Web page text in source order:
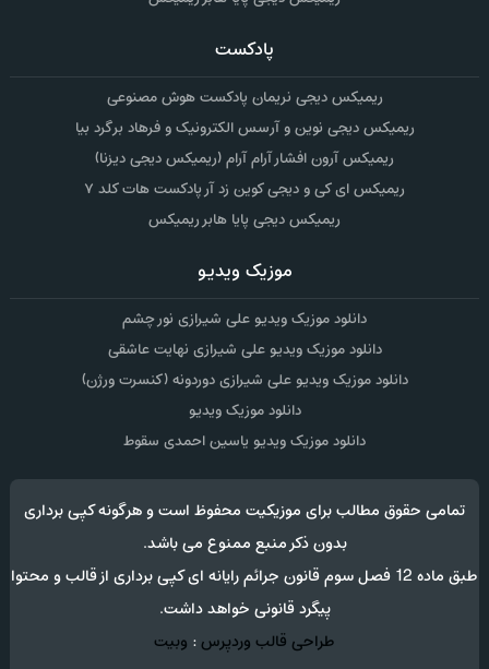
پادکست
ریمیکس دیجی نریمان پادکست هوش مصنوعی
ریمیکس دیجی نوین و آرسس الکترونیک و فرهاد برگرد بیا
ریمیکس آرون افشار آرام آرام (ریمیکس دیجی دیزنا)
ریمیکس ای کی و دیجی کوین زد آر پادکست هات کلد ۷
ریمیکس دیجی پایا هابر ریمیکس
موزیک ویدیو
دانلود موزیک ویدیو علی شیرازی نور چشم
دانلود موزیک ویدیو علی شیرازی نهایت عاشقی
دانلود موزیک ویدیو علی شیرازی دوردونه (کنسرت ورژن)
دانلود موزیک ویدیو
دانلود موزیک ویدیو یاسین احمدی سقوط
تمامی حقوق مطالب برای موزیکیت محفوظ است و هرگونه کپی برداری
بدون ذکر منبع ممنوع می باشد.
طبق ماده 12 فصل سوم قانون جرائم رایانه ای کپی برداری از قالب و محتوا
پیگرد قانونی خواهد داشت.
طراحی قالب وردپرس: وبیت